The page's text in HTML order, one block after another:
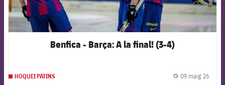
Benfica - Barça: A la final! (3-4)
HOQUEI PATINS 09 maig 26